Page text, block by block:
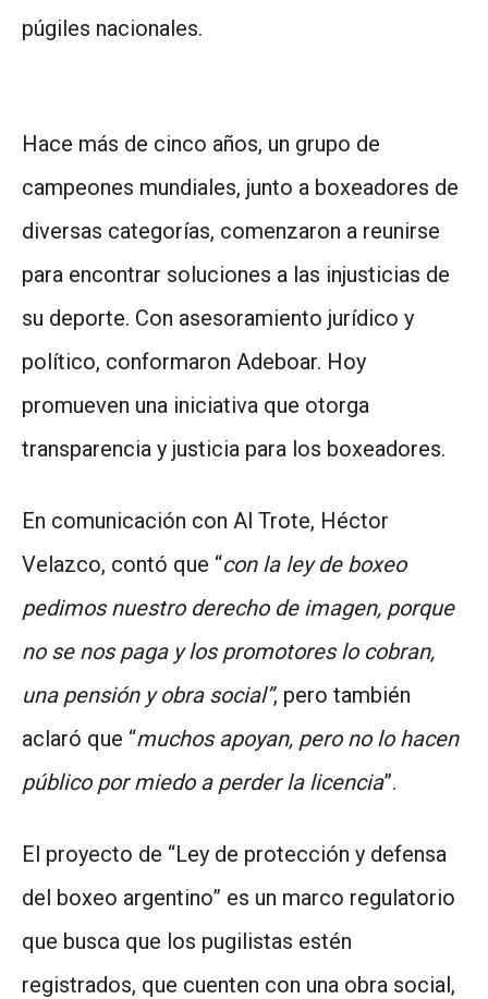
púgiles nacionales.
Hace más de cinco años, un grupo de
campeones mundiales, junto a boxeadores de
diversas categorías, comenzaron a reunirse
para encontrar soluciones a las injusticias de
su deporte. Con asesoramiento jurídico y
político, conformaron Adeboar. Hoy
promueven una iniciativa que otorga
transparencia y justicia para los boxeadores.
En comunicación con Al Trote, Héctor
Velazco, contó que “con la ley de boxeo
pedimos nuestro derecho de imagen, porque
no se nos paga y los promotores lo cobran,
una pensión y obra social”, pero también
aclaró que “muchos apoyan, pero no lo hacen
público por miedo a perder la licencia”.
El proyecto de “Ley de protección y defensa
del boxeo argentino” es un marco regulatorio
que busca que los pugilistas estén
registrados, que cuenten con una obra social,